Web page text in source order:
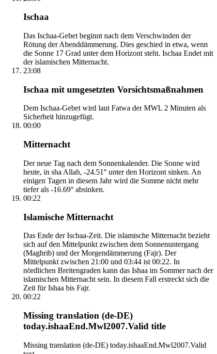
Ischaa
Das Ischaa-Gebet beginnt nach dem Verschwinden der
Rötung der Abenddämmerung. Dies geschied in etwa, wenn
die Sonne 17 Grad unter dem Horizont steht. Ischaa Endet mit
der islamischen Mitternacht.
23:08
Ischaa mit umgesetzten Vorsichtsmaßnahmen
Dem Ischaa-Gebet wird laut Fatwa der MWL 2 Minuten als
Sicherheit hinzugefügt.
00:00
Mitternacht
Der neue Tag nach dem Sonnenkalender. Die Sonne wird
heute, in sha Allah, -24.51° unter den Horizont sinken. An
einigen Tagen in diesem Jahr wird die Somme nicht mehr
tiefer als -16.69° absinken.
00:22
Islamische Mitternacht
Das Ende der Ischaa-Zeit. Die islamische Mitternacht bezieht
sich auf den Mittelpunkt zwischen dem Sonnenuntergang
(Maghrib) und der Morgendämmerung (Fajr). Der
Mittelpunkt zwischen 21:00 und 03:44 ist 00:22. In
nördlichen Breitengraden kann das Ishaa im Sommer nach der
islamischen Mitternacht sein. In diesem Fall erstreckt sich die
Zeit für Ishaa bis Fajr.
00:22
Missing translation (de-DE)
today.ishaaEnd.Mwl2007.Valid title
Missing translation (de-DE) today.ishaaEnd.Mwl2007.Valid